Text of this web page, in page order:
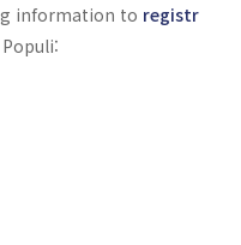
information to registr